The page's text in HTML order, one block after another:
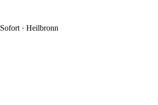
Sofort · Heilbronn